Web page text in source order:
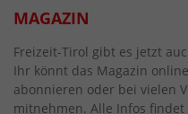
MAGAZIN
Freizeit-Tirol gibt es jetzt
Ihr könnt das Magazin
abonnieren oder bei vielen
mitnehmen. Alle Infos